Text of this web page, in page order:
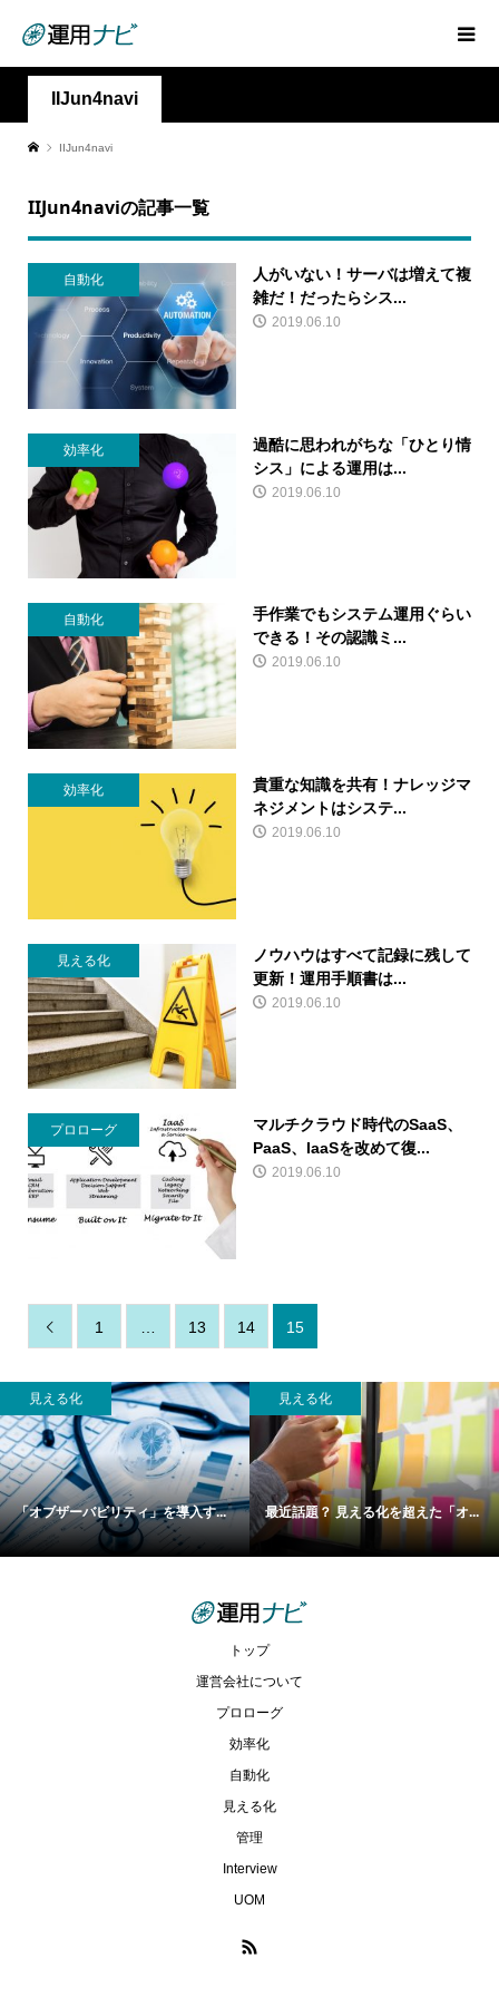
IIJun4navi
IIJun4navi
IIJun4naviの記事一覧
自動化
人がいない！サーバは増えて複
雑だ！だったらシス...
2019.06.10
効率化
過酷に思われがちな「ひとり情
シス」による運用は...
2019.06.10
自動化
手作業でもシステム運用ぐらい
できる！その認識ミ...
2019.06.10
効率化
貴重な知識を共有！ナレッジマ
ネジメントはシステ...
2019.06.10
見える化
ノウハウはすべて記録に残して
更新！運用手順書は...
2019.06.10
プロローグ
マルチクラウド時代のSaaS、
PaaS、IaaSを改めて復...
2019.06.10
 1 13 14 15
見える化
「オブザーバビリティ」を導入す...
見える化
最近話題？ 見える化を超えた「オ...
トップ
運営会社について
プロローグ
効率化
自動化
見える化
管理
Interview
UOM